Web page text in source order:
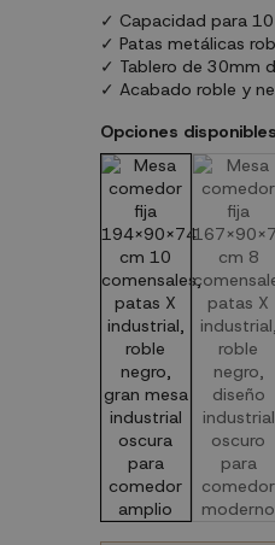
✓ Capacidad para
✓ Patas metálicas
✓ Tablero de 30mm
✓ Acabado roble y
Opciones disponibles